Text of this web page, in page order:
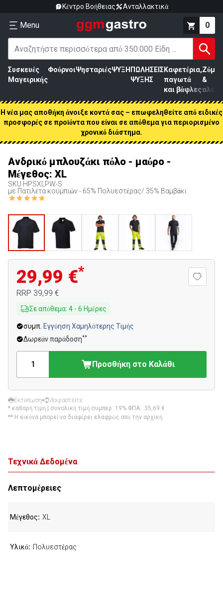
Κέντρο Βοήθειας Ανταλλακτικά
Menu 0
Συσκευές
Μαγειρικής
ΦούρνοιΨησταριέςΨΥΞΗ ΠΩΛΗΣΕΙΣ
ΨΥΞΗΣ
Καφετέρια,
παγωτά
και βάφλες
Ζύμη
&
Η νέα μας αποθήκη άνοιξε κοντά σας – επωφεληθείτε από ειδικές
προσφορές σε προϊόντα που είναι σε απόθεμα για περιορισμένο
χρονικό διάστημα.
Ανδρικό μπλουζάκι πόλο - μαύρο -
Μέγεθος: XL
SKU HPSXLPW-S
με Πατιλέτα κουμπιών - 65% Πολυεστέρας/ 35% Βαμβάκι
29,99 €*
RRP 39,99 €
Σε απόθεμα: 4 - 6 Ημέρες
συμπ. Εγγύηση Χαμηλότερης Τιμής
Δωρεάν παράδοση**
Προσθήκη στο Καλάθι
Εκτύπωση
Μοιραστείτε
* καθαρή τιμή | συνολική τιμή συμπερ. 19% ΦΠΑ.: 35,69 €
** Η εικόνα μπορεί να διαφέρει ελαφρώς από την αρχική.
Τεχνικά Δεδομένα
Λεπτομέρειες
Μέγεθος XL
Υλικό Πολυεστέρας